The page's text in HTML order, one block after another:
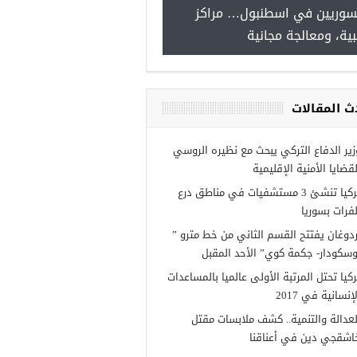
في اسطنبول… مراكز
ومعالجة مجانية
المقالات
الدفاع التركي يبحث مع نظيره الروسي
الأمنية الإقليمية
تركيا تنشئ 3 مستشفيات في مناطق درع
بسوريا
يفتتح القسم الثاني من خط مترو ”
جكمة كوي” الأحد المقبل
تحتل المرتبة الأولى عالميا بالمساعدات
في 2017
والتنمية.. كشف ملابسات مقتل
دين في أعناقنا